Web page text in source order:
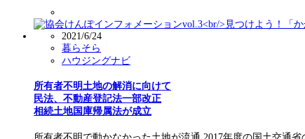
2021/6/24
暮らそら
ハウジングナビ
所有者不明土地の解消に向けて
民法、不動産登記法一部改正
相続土地国庫帰属法が成立